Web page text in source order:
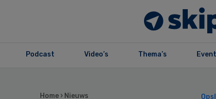
Podcast Video’s Thema’s
Home › Nieuws